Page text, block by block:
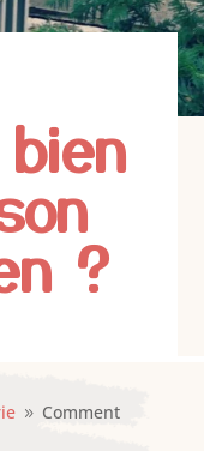
?
9 Comment